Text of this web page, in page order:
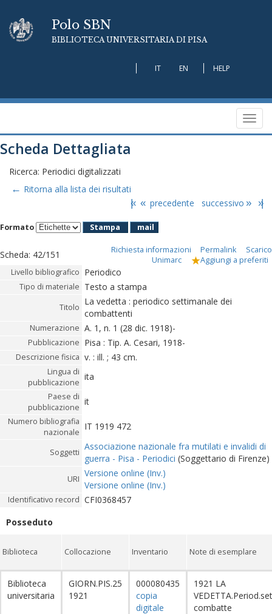
Polo SBN
BIBLIOTECA UNIVERSITARIA DI PISA
IT EN HELP
Scheda Dettagliata
Ricerca: Periodici digitalizzati
← Ritorna alla lista dei risultati
|« « precedente successivo » »|
Formato Stampa mail
Scheda: 42/151 Richiesta informazioni Permalink
Scarico
Unimarc
Aggiungi a preferiti
Livello bibliografico Periodico
Tipo di materiale Testo a stampa
Titolo
La vedetta : periodico settimanale dei
combattenti
Numerazione A. 1, n. 1 (28 dic. 1918)-
Pubblicazione Pisa : Tip. A. Cesari, 1918-
Descrizione fisica v. : ill. ; 43 cm.
Lingua di
pubblicazione
ita
Paese di
pubblicazione
it
Numero bibliografia
nazionale
IT 1919 472
Soggetti
Associazione nazionale fra mutilati e invalidi di
guerra - Pisa - Periodici (Soggettario di Firenze)
URI
Versione online (Inv.)
Versione online (Inv.)
Identificativo record CFI0368457
Posseduto
Biblioteca Collocazione Inventario Note di esemplare
Biblioteca
universitaria
GIORN.PIS.25
1921
000080435
copia
digitale
1921 LA
combatte